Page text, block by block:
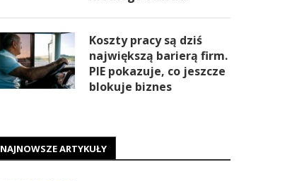
Koszty pracy są dziś
największą barierą firm.
PIE pokazuje, co jeszcze
blokuje biznes
NAJNOWSZE ARTYKUŁY